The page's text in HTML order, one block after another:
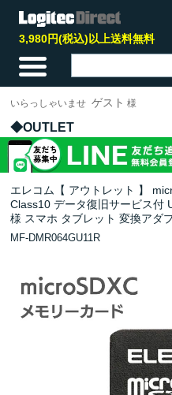
3,980円(税込)以上送料無料
いらっしゃいませ ゲスト 様
OUTLET
エレコム【 アウトレット 】
Class10 データ復旧サービス付
様 スマホ タブレット 変換アダ
MF-DMR064GU11R